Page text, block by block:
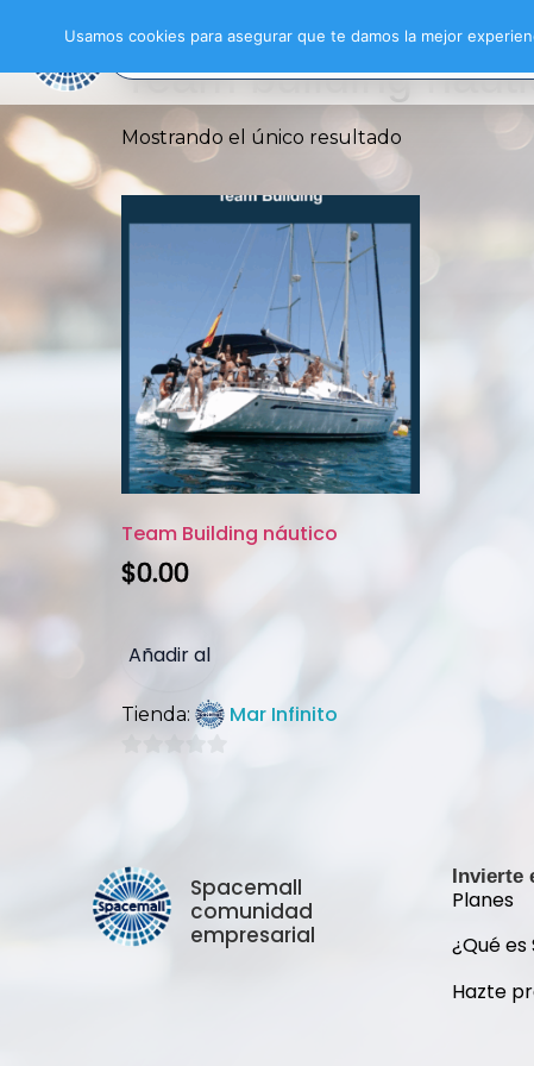
Team building
Mostrando el único resultado
Team Building náutico
$0.00
Añadir al
carrito
Tienda: Mar Infinito
Spacemall
comunidad
empresarial
Invierte
Planes
¿Qué
Hazte
Usamos cookies para asegurar que te damos la mejor